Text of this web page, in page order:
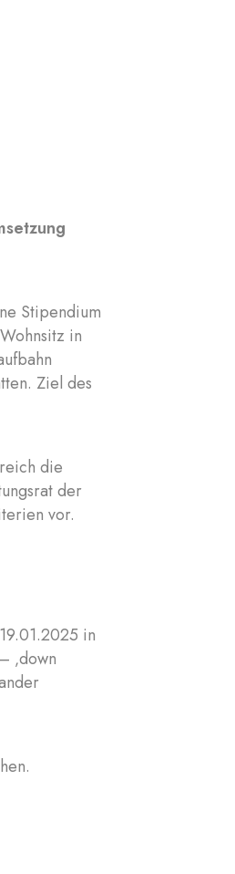
Stipendium
in
Ziel des
die
der
vor.
in
‚down